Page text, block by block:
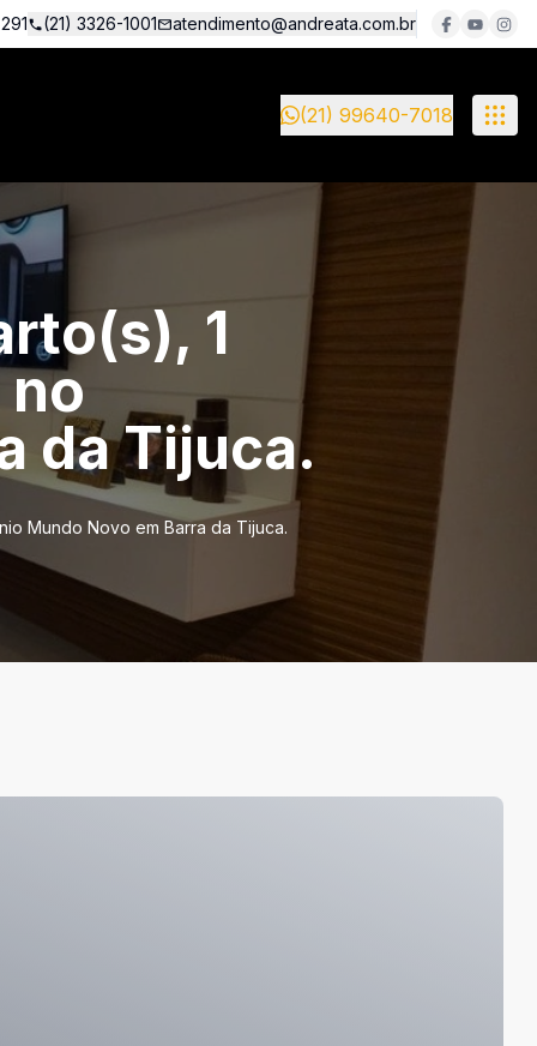
(21) 3326-1001 atendimento@andreata.com.br
(21) 99640-7018
1
no
da Tijuca.
Mundo Novo em Barra da Tijuca.